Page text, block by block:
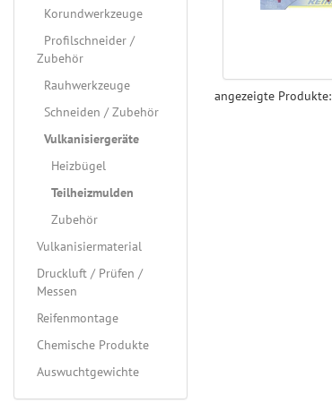
angezeigte Produkte:
Korundwerkzeuge
Profilschneider /
Zubehör
Rauhwerkzeuge
Schneiden / Zubehör
Vulkanisiergeräte
Heizbügel
Teilheizmulden
Zubehör
Vulkanisiermaterial
Druckluft / Prüfen /
Messen
Reifenmontage
Chemische Produkte
Auswuchtgewichte